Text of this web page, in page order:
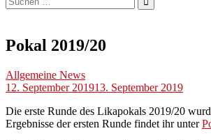
nach:
Pokal 2019/20
Allgemeine News
12. September 201913. September 2019
Die erste Runde des Likapokals 2019/20
Ergebnisse der ersten Runde findet ihr unter